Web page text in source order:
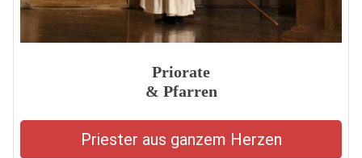
Priorate
& Pfarren
Priester aus ganzem Herzen